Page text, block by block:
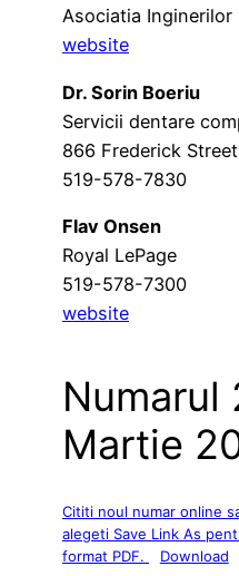
Asociatia Inginerilor
website
Dr. Sorin Boeriu
Servicii dentare
866 Frederick
519-578-7830
Flav Onsen
Royal LePage
519-578-7300
website
Numarul
Martie
Cititi noul numar online
alegeti Save Link As
format PDF.
Download